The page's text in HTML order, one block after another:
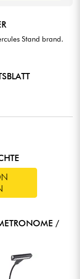
Stand brand.
/